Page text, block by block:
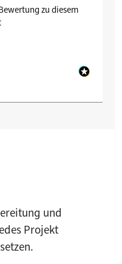
zu diesem
und
Projekt